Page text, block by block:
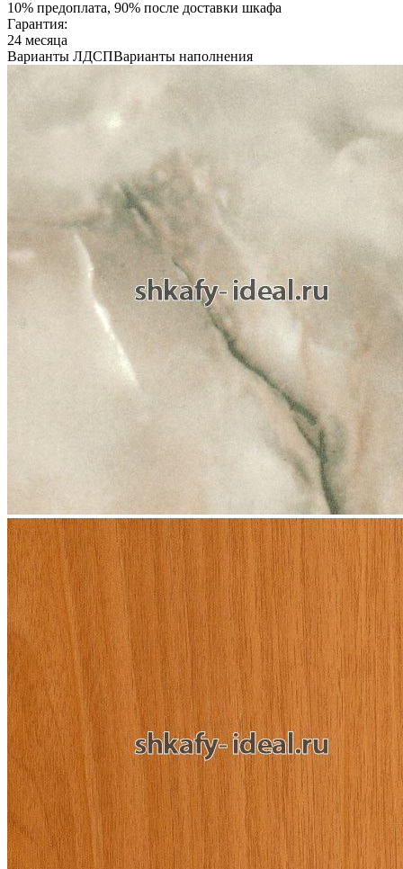
10% предоплата, 90% после доставки шкафа
Гарантия:
24 месяца
Варианты ЛДСПВарианты наполнения